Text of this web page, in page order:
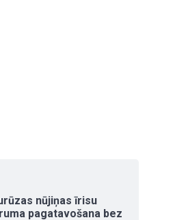
nūjiņas īrisu
pagatavošana bez